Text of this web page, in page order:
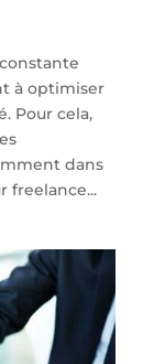
à optimiser
Pour cela,
dans
freelance...